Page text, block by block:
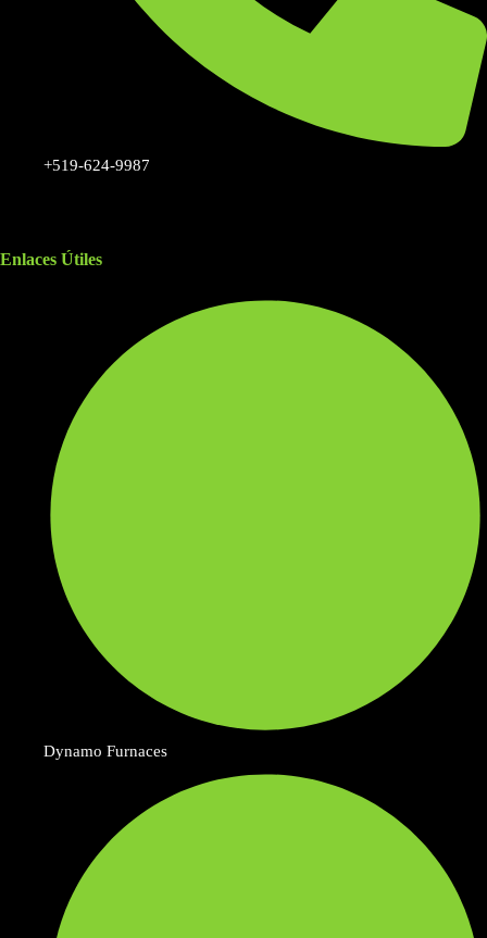
+519-624-9987
Enlaces Útiles
Dynamo Furnaces